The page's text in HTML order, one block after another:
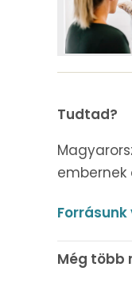
Tudtad?
embernek
Forrásunk
Még több